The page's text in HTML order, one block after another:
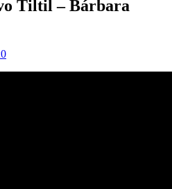
Tiltil – Bárbara